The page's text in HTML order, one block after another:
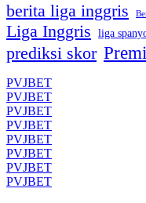
berita liga inggris
Liga Inggris liga
prediksi skor
PVJBET
PVJBET
PVJBET
PVJBET
PVJBET
PVJBET
PVJBET
PVJBET